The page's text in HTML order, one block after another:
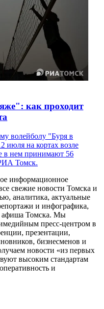
как проходит
волейболу "Буря в
июля на кортах возле
в нем принимают 56
Томск.
информационное
свежие новости Томска и
аналитика, актуальные
и инфографика,
афиша Томска. Мы
пресс-центром в
презентации,
бизнесменов и
новости «из первых
высоким стандартам
и